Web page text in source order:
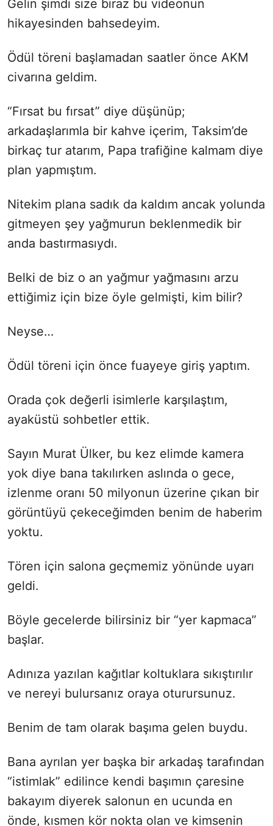
Gelin şimdi size biraz bu videonun
hikayesinden bahsedeyim.
Ödül töreni başlamadan saatler önce AKM
civarına geldim.
“Fırsat bu fırsat” diye düşünüp;
arkadaşlarımla bir kahve içerim, Taksim’de
birkaç tur atarım, Papa trafiğine kalmam diye
plan yapmıştım.
Nitekim plana sadık da kaldım ancak yolunda
gitmeyen şey yağmurun beklenmedik bir
anda bastırmasıydı.
Belki de biz o an yağmur yağmasını arzu
ettiğimiz için bize öyle gelmişti, kim bilir?
Neyse…
Ödül töreni için önce fuayeye giriş yaptım.
Orada çok değerli isimlerle karşılaştım,
ayaküstü sohbetler ettik.
Sayın Murat Ülker, bu kez elimde kamera
yok diye bana takılırken aslında o gece,
izlenme oranı 50 milyonun üzerine çıkan bir
görüntüyü çekeceğimden benim de haberim
yoktu.
Tören için salona geçmemiz yönünde uyarı
geldi.
Böyle gecelerde bilirsiniz bir “yer kapmaca”
başlar.
Adınıza yazılan kağıtlar koltuklara sıkıştırılır
ve nereyi bulursanız oraya oturursunuz.
Benim de tam olarak başıma gelen buydu.
Bana ayrılan yer başka bir arkadaş tarafından
“istimlak” edilince kendi başımın çaresine
bakayım diyerek salonun en ucunda en
önde, kısmen kör nokta olan ve kimsenin